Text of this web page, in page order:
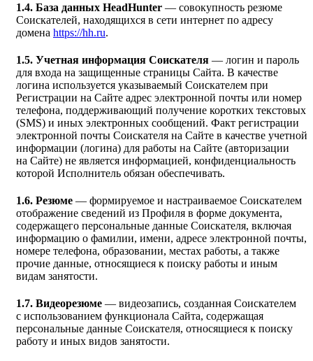
1.4. База данных HeadHunter — совокупность резюме
Соискателей, находящихся в сети интернет по адресу
домена https://hh.ru.
1.5. Учетная информация Соискателя — логин и пароль
для входа на защищенные страницы Сайта. В качестве
логина используется указываемый Соискателем при
Регистрации на Сайте адрес электронной почты или номер
телефона, поддерживающий получение коротких текстовых
(SMS) и иных электронных сообщений. Факт регистрации
электронной почты Соискателя на Сайте в качестве учетной
информации (логина) для работы на Сайте (авторизации
на Сайте) не является информацией, конфиденциальность
которой Исполнитель обязан обеспечивать.
1.6. Резюме — формируемое и настраиваемое Соискателем
отображение сведений из Профиля в форме документа,
содержащего персональные данные Соискателя, включая
информацию о фамилии, имени, адресе электронной почты,
номере телефона, образовании, местах работы, а также
прочие данные, относящиеся к поиску работы и иным
видам занятости.
1.7. Видеорезюме — видеозапись, созданная Соискателем
с использованием функционала Сайта, содержащая
персональные данные Соискателя, относящиеся к поиску
работу и иных видов занятости.